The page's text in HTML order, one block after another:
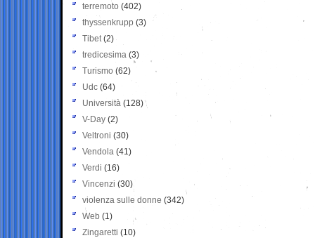
terremoto (402)
thyssenkrupp (3)
Tibet(2)
tredicesima (3)
Turismo (62)
Udc (64)
Università (128)
V-Day (2)
Veltroni (30)
Vendola (41)
Verdi (16)
Vincenzi (30)
violenza sulle donne (342)
Web (1)
Zingaretti (10)